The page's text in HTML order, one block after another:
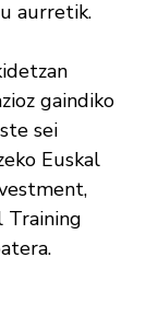
aurretik.
gaindiko
sei
Euskal
Training